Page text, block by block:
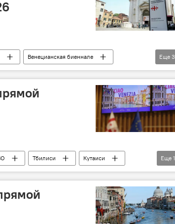
Венецианская биеннале
творчество и культура Грузии
Еще 3
Тбилиси
Кутаиси
Еще 1